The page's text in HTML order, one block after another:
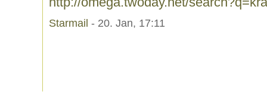
Starmail - 20. Jan, 17:11